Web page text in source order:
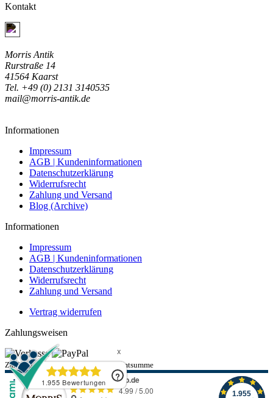
Kontakt
Morris Antik
Rurstraße 14
41564 Kaarst
Tel. +49 (0) 2131 3140535
mail@morris-antik.de
Informationen
Impressum
AGB | Kundeninformationen
Datenschutzerklärung
Widerrufsrecht
Zahlung und Versand
Blog (Archive)
Informationen
Impressum
AGB | Kundeninformationen
Datenschutzerklärung
Widerrufsrecht
Zahlung und Versand
Vertrag widerrufen
Zahlungsweisen
Zahlung per PayPal bis 500.-€ Gesamtsumme